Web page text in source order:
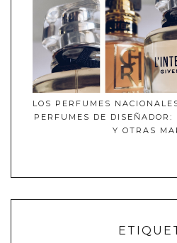
LOS PERFUMES
PERFUMES DE
Y OTRAS